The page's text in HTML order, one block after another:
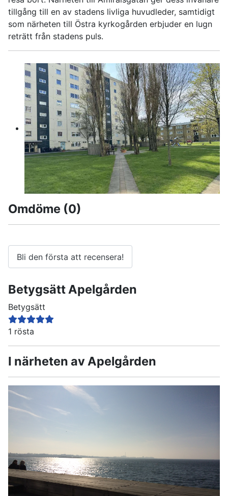
tillgång till en av stadens livliga huvudleder, samtidigt
som närheten till Östra kyrkogården erbjuder en lugn
reträtt från stadens puls.
Omdöme (0)
Bli den första att recensera!
BetygsättApelgården
Betygsätt
1 rösta
I närheten av Apelgården